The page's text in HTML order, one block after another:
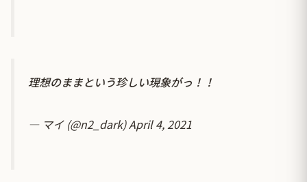
理想のままという珍しい現象がっ！！
— マイ (@n2_dark)April 4, 2021